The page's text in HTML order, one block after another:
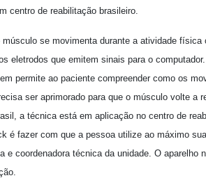
centro de reabilitação brasileiro.
se movimenta durante a atividade física
eletrodos que emitem sinais para o
permite ao paciente compreender como os
ser aprimorado para que o músculo volte a
a técnica está em aplicação no centro de
é fazer com que a pessoa utilize ao máximo
coordenadora técnica da unidade. O aparelho